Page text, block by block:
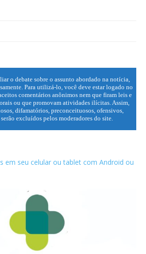
o debate sobre o assunto abordado na notícia,
Para utilizá-lo, você deve estar logado no
comentários anônimos nem que firam leis e
ou que promovam atividades ilícitas. Assim,
difamatórios, preconceituosos, ofensivos,
excluídos pelos moderadores do site.